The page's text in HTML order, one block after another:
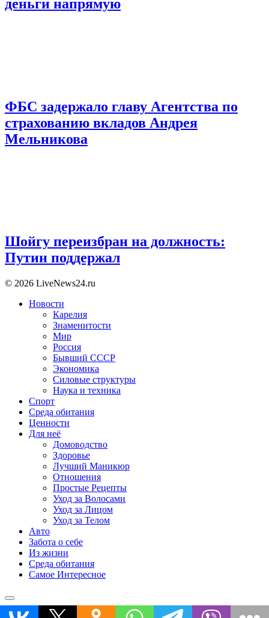
деньги напрямую
ФБС задержало главу Агентства по
страхованию вкладов Андрея
Мельникова
Шойгу переизбран на должность:
Путин поддержал
© 2026 LiveNews24.ru
Новости
Карелия
Знаменитости
Мир
Россия
Бывший СССР
Экономика
Силовые структуры
Наука и техника
Спорт
Среда обитания
Ценности
Для неё
Домоводство
Здоровье
Лучший Маникюр
Отношения
Простые Рецепты
Уход за Волосами
Уход за Лицом
Уход за Телом
Авто
Забота о себе
Из жизни
Среда обитания
Самое Интересное